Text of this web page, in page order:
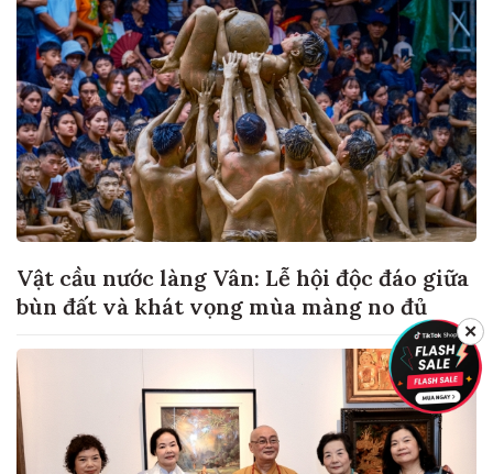
Vật cầu nước làng Vân: Lễ hội độc đáo giữa
bùn đất và khát vọng mùa màng no đủ
✕